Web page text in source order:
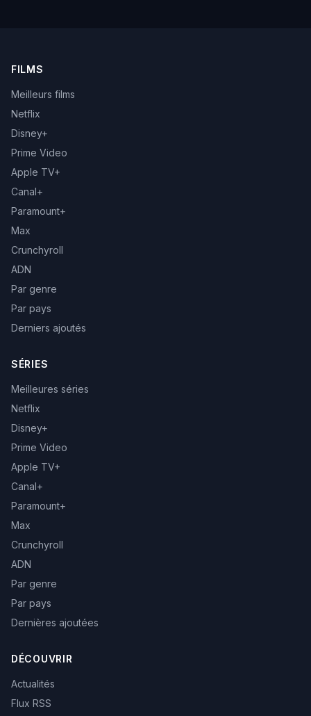
FILMS
Meilleurs films
Netflix
Disney+
Prime Video
Apple TV+
Canal+
Paramount+
Max
Crunchyroll
ADN
Par genre
Par pays
Derniers ajoutés
SÉRIES
Meilleures séries
Netflix
Disney+
Prime Video
Apple TV+
Canal+
Paramount+
Max
Crunchyroll
ADN
Par genre
Par pays
Dernières ajoutées
DÉCOUVRIR
Actualités
Flux RSS